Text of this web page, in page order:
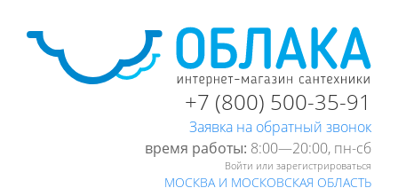
+7 (800) 500-35-91
Заявка на обратный звонок
время работы: 8:00—20:00, пн-cб
Войти или зарегистрироваться
МОСКВА И МОСКОВСКАЯ ОБЛАСТЬ